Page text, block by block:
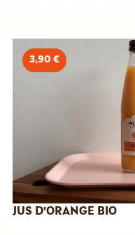
3,90 €
JUS D’ORANGE BIO